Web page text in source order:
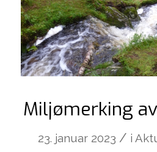
Miljømerking
23. januar 2023 / i